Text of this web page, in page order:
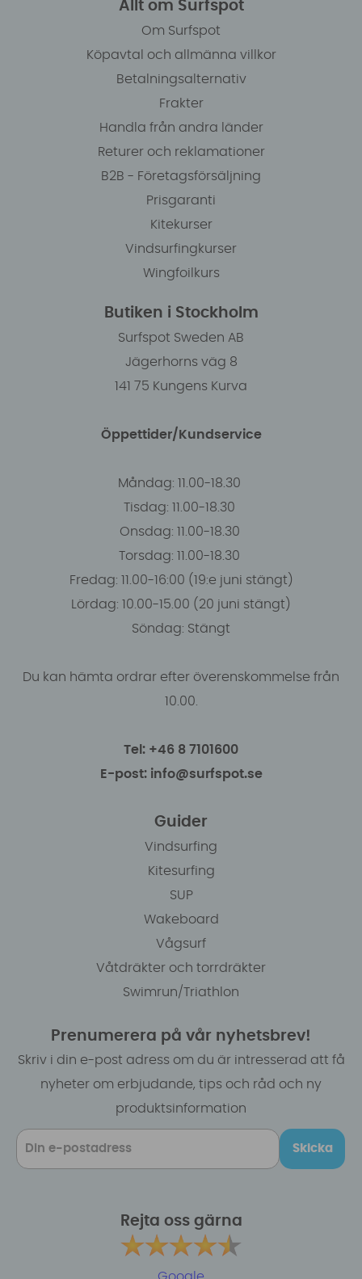
Allt om Surfspot
Om Surfspot
Köpavtal och allmänna villkor
Betalningsalternativ
Frakter
Handla från andra länder
Returer och reklamationer
B2B - Företagsförsäljning
Prisgaranti
Kitekurser
Vindsurfingkurser
Wingfoilkurs
Butiken i Stockholm
Surfspot Sweden AB
Jägerhorns väg 8
141 75 Kungens Kurva
Öppettider/Kundservice
Måndag: 11.00-18.30
Tisdag: 11.00-18.30
Onsdag: 11.00-18.30
Torsdag: 11.00-18.30
Fredag: 11.00-16:00 (19:e juni stängt)
Lördag: 10.00-15.00 (20 juni stängt)
Söndag: Stängt
Du kan hämta ordrar efter överenskommelse från
10.00.
Tel: +46 8 7101600
E-post: info@surfspot.se
Guider
Vindsurfing
Kitesurfing
SUP
Wakeboard
Vågsurf
Våtdräkter och torrdräkter
Swimrun/Triathlon
Prenumerera på vår nyhetsbrev!
Skriv i din e-post adress om du är intresserad att få
nyheter om erbjudande, tips och råd och ny
produktsinformation
Skicka
Rejta oss gärna